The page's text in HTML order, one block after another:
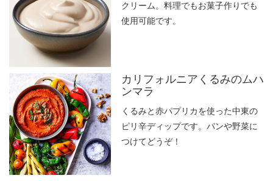
クリーム。料理でもお菓子作りでも
使用可能です。
カリフォルニアくるみのムハ
ンマラ
くるみと赤パプリカを使った中東の
ピリ辛ディップです。パンや野菜に
つけてどうぞ！